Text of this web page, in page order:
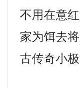
不用在意
家为饵去
古传奇小